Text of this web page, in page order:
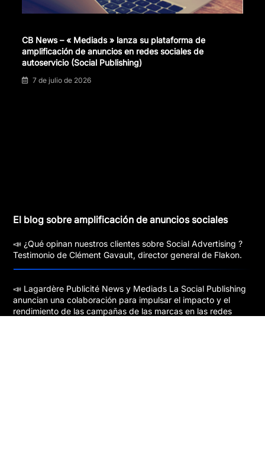
CB News – « Mediads » lanza su plataforma de
amplificación de anuncios en redes sociales de
autoservicio (Social Publishing)
7 de julio de 2026
El blog sobre amplificación de anuncios sociales
📣 ¿Qué opinan nuestros clientes sobre Social Advertising ?
Testimonio de Clément Gavault, director general de Flakon.
📣 Lagardère Publicité News y Mediads La Social Publishing
anuncian una colaboración para impulsar el impacto y el
rendimiento de las campañas de las marcas en las redes